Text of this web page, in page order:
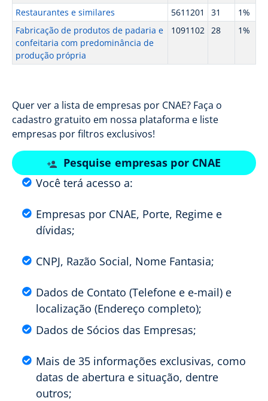
Restaurantes e similares 5611201 31
1%
Fabricação de produtos de padaria e
confeitaria com predominância de
produção própria
1091102 28 1%
Quer ver a lista de empresas por CNAE? Faça o
cadastro gratuito em nossa plataforma e liste
empresas por filtros exclusivos!
Pesquise empresas por CNAE
Você terá acesso a:
Empresas por CNAE, Porte, Regime e
dívidas;
CNPJ, Razão Social, Nome Fantasia;
Dados de Contato (Telefone e e-mail) e
localização (Endereço completo);
Dados de Sócios das Empresas;
Mais de 35 informações exclusivas, como
datas de abertura e situação, dentre
outros;